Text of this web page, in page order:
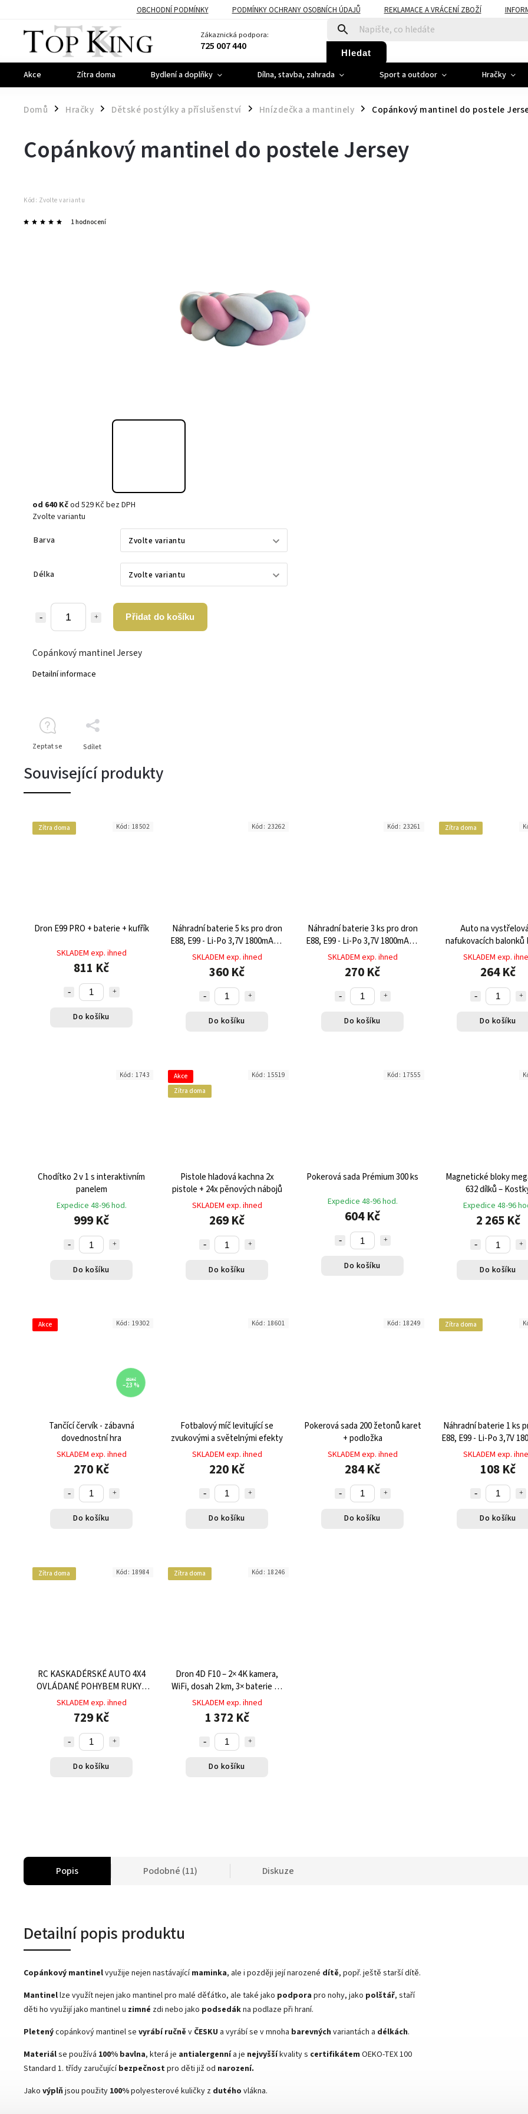
OBCHODNÍ PODMÍNKY PODMÍNKY OCHRANY OSOBNÍCH ÚDAJŮ REKLAMACE A VRÁCENÍ ZBOŽÍ
Zákaznická podpora:
725 007 440 Hledat
Akce Zítra doma Bydlení a doplňky Dílna, stavba, zahrada Sport a outdoor Hračky
Domů / Hračky / Dětské postýlky a příslušenství / Hnízdečka a mantinely / Copánkový mantinel do postele
Copánkový mantinel do postele Jersey
Kód: Zvolte variantu
1 hodnocení
od 640 Kčod 529 Kčbez DPH
Zvolte variantu
Barva
Délka
Přidat do košíku
Copánkový mantinel Jersey
Detailní informace
Zeptat se Sdílet
Související produkty
Zítra doma
Dron E99 PRO + baterie + kufřík
SKLADEM exp. ihned
811 Kč
Do košíku
Kód: 18502
Náhradní baterie 5 ks pro dron
E88, E99 - Li-Po 3,7V 1800mAh s
výdrží až 15 minut letu
SKLADEM exp. ihned
360 Kč
Do košíku
Kód: 23262
Náhradní baterie 3 ks pro dron
E88, E99 - Li-Po 3,7V 1800mAh s
výdrží až 15 minut letu
SKLADEM exp. ihned
270 Kč
Do košíku
Kód: 23261 Zítra doma
Auto na
nafukovacích balonků
Baloon
SKLADEM exp.
264 Kč
Do košíku
Chodítko 2 v 1 s interaktivním
panelem
Expedice 48-96 hod.
999 Kč
Do košíku
Kód: 1743
Akce
Zítra doma
Pistole hladová kachna 2x
pistole + 24x pěnových nábojů
SKLADEM exp. ihned
269 Kč
Do košíku
Kód: 15519
Pokerová sada Prémium 300 ks
Expedice 48-96 hod.
604 Kč
Do košíku
Kód: 17555
Magnetické bloky
632 dílků –
Expedice 48-96
2 265 Kč
Do košíku
Akce
352 Kč
–23 %
Tančící červík - zábavná
dovednostní hra
SKLADEM exp. ihned
270 Kč
Do košíku
Kód: 19302
Fotbalový míč levitující se
zvukovými a světelnými efekty
SKLADEM exp. ihned
220 Kč
Do košíku
Kód: 18601
Pokerová sada 200 žetonů karet
+ podložka
SKLADEM exp. ihned
284 Kč
Do košíku
Kód: 18249 Zítra doma
Náhradní baterie 1 ks
E88, E99 - Li-Po 3,7V
výdrží až 15 minut
SKLADEM exp.
108 Kč
Do košíku
Zítra doma
RC KASKADÉRSKÉ AUTO 4X4
OVLÁDANÉ POHYBEM RUKY -
MODRÉ, GESTO KONTROLA
SKLADEM exp. ihned
729 Kč
Do košíku
Kód: 18984 Zítra doma
Dron 4D F10 – 2× 4K kamera,
WiFi, dosah 2 km, 3× baterie 25
min, pouzdro
SKLADEM exp. ihned
1 372 Kč
Do košíku
Kód: 18246
Popis Podobné (11) Diskuze
Detailní popis produktu
Copánkový mantinelvyužije nejen nastávajícímaminka, ale i později její narozené dítě, popř. ještě starší dítě.
Mantinellze využít nejen jako mantinel pro malé děťátko, ale také jako podpora pro nohy, jako polštář, staří
děti ho využijí jako mantinel u zimné zdi nebo jako podsedákna podlaze při hraní.
Pletenýcopánkový mantinel se vyrábí ručně v ČESKU a vyrábí se v mnoha barevných variantách a délkách.
Materiálse používá 100% bavlna, která je antialergennía je nejvyššíkvality s certifikátem OEKO-TEX 100
Standard 1. třídy zaručujícíbezpečnostpro děti již od narození.
Jako výplň jsou použity 100%polyesterové kuličky z dutého vlákna.